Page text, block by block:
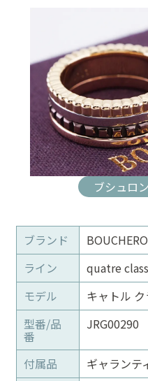
ブシュロン
ブランド
ライン
quatre
モデル
キャトル
型番/品
番
JRG00290
付属品
ギャランテ